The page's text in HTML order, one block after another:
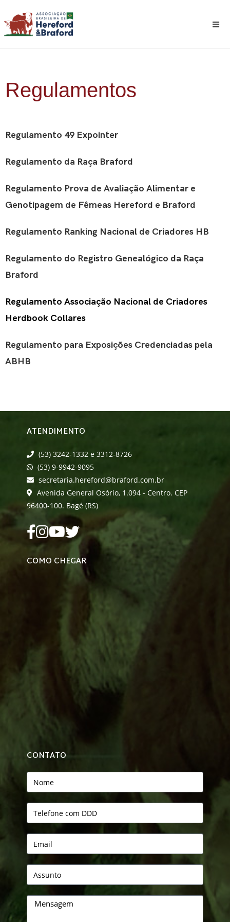
Regulamentos
Regulamento 49 Expointer
Regulamento da Raça Braford
Regulamento Prova de Avaliação Alimentar e
Genotipagem de Fêmeas Hereford e Braford
Regulamento Ranking Nacional de Criadores HB
Regulamento do Registro Genealógico da Raça
Braford
Regulamento Associação Nacional de Criadores
Herdbook Collares
Regulamento para Exposições Credenciadas pela
ABHB
ATENDIMENTO
(53) 3242-1332 e 3312-8726
(53) 9-9942-9095
secretaria.hereford@braford.com.br
Avenida General Osório, 1.094 - Centro. CEP
96400-100. Bagé (RS)
COMO CHEGAR
CONTATO